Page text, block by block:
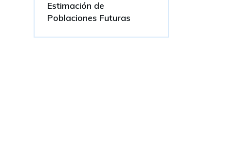
Estimación de
Poblaciones Futuras